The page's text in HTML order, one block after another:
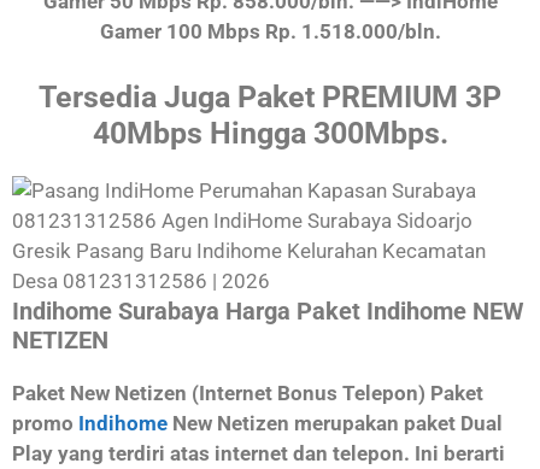
Gamer 100 Mbps Rp. 1.518.000/bln.
Tersedia Juga Paket PREMIUM 3P
40Mbps Hingga 300Mbps.
Indihome Surabaya Harga Paket Indihome NEW
NETIZEN
Paket New Netizen (Internet Bonus Telepon) Paket
promo Indihome New Netizen merupakan paket Dual
Play yang terdiri atas internet dan telepon. Ini berarti